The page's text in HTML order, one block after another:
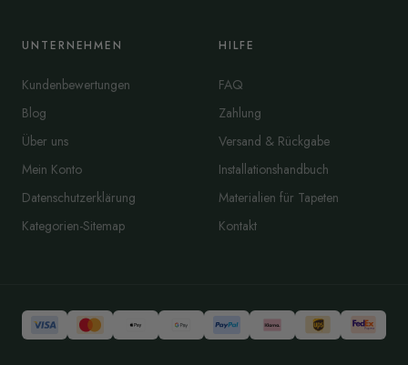
UNTERNEHMEN
Kundenbewertungen
Blog
Über uns
Mein Konto
Datenschutzerklärung
Kategorien-Sitemap
HILFE
FAQ
Zahlung
Versand & Rückgabe
Installationshandbuch
Materialien für Tapeten
Kontakt